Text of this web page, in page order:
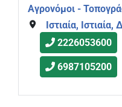
Αγρονόμοι -
Ιστιαία,
2226053600
6987105200